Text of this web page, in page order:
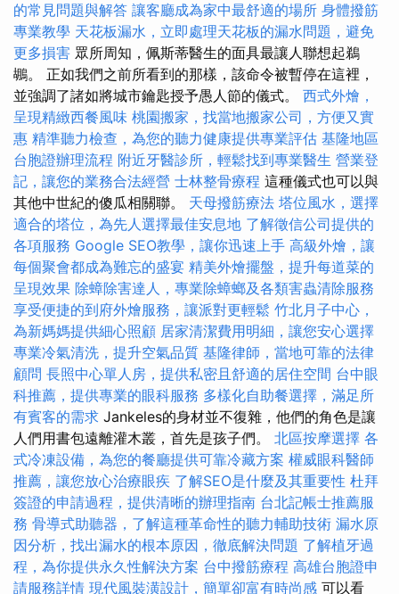
的常見問題與解答 讓客廳成為家中最舒適的場所 身體撥筋
專業教學 天花板漏水，立即處理天花板的漏水問題，避免
更多損害 眾所周知，佩斯蒂醫生的面具最讓人聯想起鵜
鶘。 正如我們之前所看到的那樣，該命令被暫停在這裡，
並強調了諸如將城市鑰匙授予愚人節的儀式。 西式外燴，
呈現精緻西餐風味 桃園搬家，找當地搬家公司，方便又實
惠 精準聽力檢查，為您的聽力健康提供專業評估 基隆地區
台胞證辦理流程 附近牙醫診所，輕鬆找到專業醫生 營業登
記，讓您的業務合法經營 士林整骨療程 這種儀式也可以與
其他中世紀的傻瓜相關聯。 天母撥筋療法 塔位風水，選擇
適合的塔位，為先人選擇最佳安息地 了解徵信公司提供的
各項服務 Google SEO教學，讓你迅速上手 高級外燴，讓
每個聚會都成為難忘的盛宴 精美外燴擺盤，提升每道菜的
呈現效果 除蟑除害達人，專業除蟑螂及各類害蟲清除服務
享受便捷的到府外燴服務，讓派對更輕鬆 竹北月子中心，
為新媽媽提供細心照顧 居家清潔費用明細，讓您安心選擇
專業冷氣清洗，提升空氣品質 基隆律師，當地可靠的法律
顧問 長照中心單人房，提供私密且舒適的居住空間 台中眼
科推薦，提供專業的眼科服務 多樣化自助餐選擇，滿足所
有賓客的需求 Jankeles的身材並不復雜，他們的角色是讓
人們用書包遠離灌木叢，首先是孩子們。 北區按摩選擇 各
式冷凍設備，為您的餐廳提供可靠冷藏方案 權威眼科醫師
推薦，讓您放心治療眼疾 了解SEO是什麼及其重要性 杜拜
簽證的申請過程，提供清晰的辦理指南 台北記帳士推薦服
務 骨導式助聽器，了解這種革命性的聽力輔助技術 漏水原
因分析，找出漏水的根本原因，徹底解決問題 了解植牙過
程，為你提供永久性解決方案 台中撥筋療程 高雄台胞證申
請服務詳情 現代風裝潢設計，簡單卻富有時尚感 可以看